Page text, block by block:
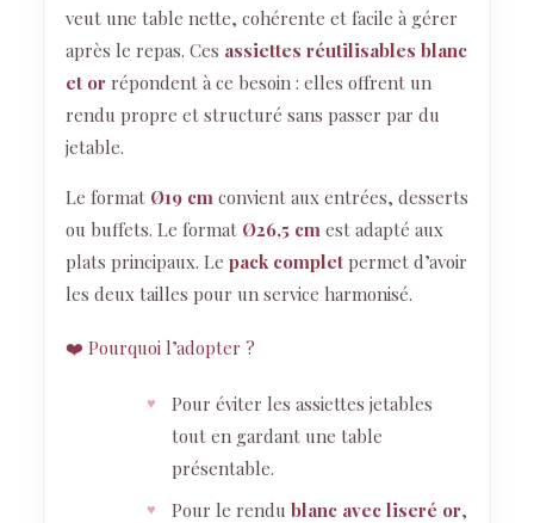
veut une table nette, cohérente et facile à gérer
après le repas. Ces assiettes réutilisables blanc
et or répondent à ce besoin : elles offrent un
rendu propre et structuré sans passer par du
jetable.
Le format Ø19 cm convient aux entrées, desserts
ou buffets. Le format Ø26,5 cm est adapté aux
plats principaux. Le pack complet permet d’avoir
les deux tailles pour un service harmonisé.
❤️ Pourquoi l’adopter ?
Pour éviter les assiettes jetables
tout en gardant une table
présentable.
Pour le rendu blanc avec liseré or,